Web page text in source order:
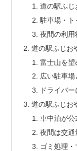
道の駅ふじ
駐車場・ト
夜間の利用
道の駅ふじお
富士山を望
広い駐車
ドライバ
道の駅ふじお
車中泊が公
夜間は交通
ゴミ処理